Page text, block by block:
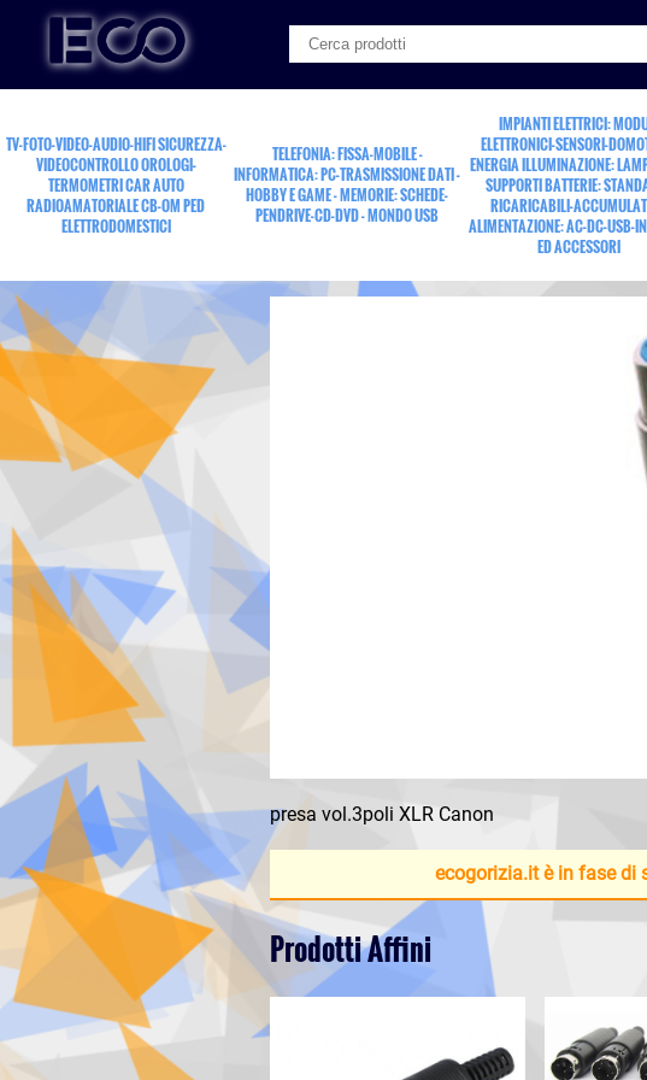
TV-FOTO-VIDEO-AUDIO-HIFI SICUREZZA-
VIDEOCONTROLLO OROLOGI-
TERMOMETRI CAR AUTO
RADIOAMATORIALE CB-OM PED
ELETTRODOMESTICI
TELEFONIA: FISSA-MOBILE -
INFORMATICA: PC-TRASMISSIONE DATI -
HOBBY E GAME - MEMORIE: SCHEDE-
PENDRIVE-CD-DVD - MONDO USB
IMPIANTI ELETTRICI:
ELETTRONICI-SENSORI-
ENERGIA ILLUMINAZIONE:
SUPPORTI BATTERIE:
RICARICABILI-
ALIMENTAZIONE: AC-DC-USB-
ED ACCESSORI
presa vol.3poli XLR Canon
presa vol.3poli XLR Canon
ecogorizia.it è in fase di
Prodotti Affini